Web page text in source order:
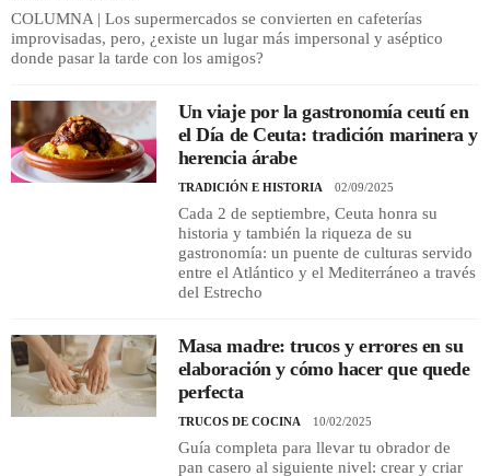
COLUMNA | Los supermercados se convierten en cafeterías
improvisadas, pero, ¿existe un lugar más impersonal y aséptico
donde pasar la tarde con los amigos?
Un viaje por la gastronomía ceutí en
el Día de Ceuta: tradición marinera y
herencia árabe
TRADICIÓN E HISTORIA 02/09/2025
Cada 2 de septiembre, Ceuta honra su
historia y también la riqueza de su
gastronomía: un puente de culturas servido
entre el Atlántico y el Mediterráneo a través
del Estrecho
Masa madre: trucos y errores en su
elaboración y cómo hacer que quede
perfecta
TRUCOS DE COCINA 10/02/2025
Guía completa para llevar tu obrador de
pan casero al siguiente nivel: crear y criar